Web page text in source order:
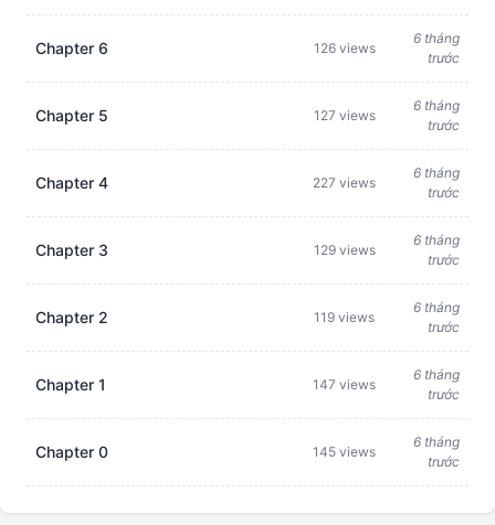
Chapter 6 126 views
6 tháng
trước
Chapter 5 127 views
6 tháng
trước
Chapter 4 227 views
6 tháng
trước
Chapter 3 129 views
6 tháng
trước
Chapter 2 119 views
6 tháng
trước
Chapter 1 147 views
6 tháng
trước
Chapter 0 145 views
6 tháng
trước